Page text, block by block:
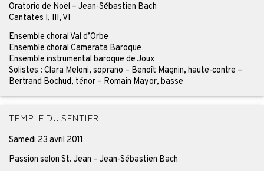
Oratorio de Noël – Jean-Sébastien Bach
Cantates I, III, VI
Ensemble choral Val d’Orbe
Ensemble choral Camerata Baroque
Ensemble instrumental baroque de Joux
Solistes : Clara Meloni, soprano – Benoît Magnin, haute-contre –
Bertrand Bochud, ténor – Romain Mayor, basse
TEMPLE DU SENTIER
Samedi 23 avril 2011
Passion selon St. Jean – Jean-Sébastien Bach